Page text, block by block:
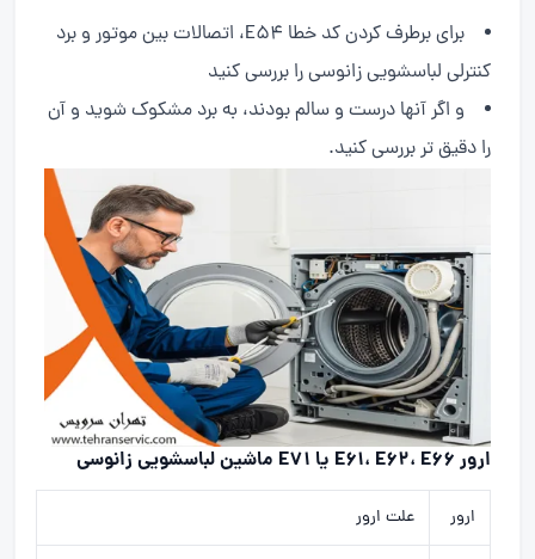
برای برطرف کردن کد خطا E54، اتصالات بین موتور و برد
کنترلی لباسشویی زانوسی را بررسی کنید
و اگر آنها درست و سالم بودند، به برد مشکوک شوید و آن
را دقیق تر بررسی کنید.
ارور E61، E62، E66 یا E71 ماشین لباسشویی زانوسی
ارور علت ارور